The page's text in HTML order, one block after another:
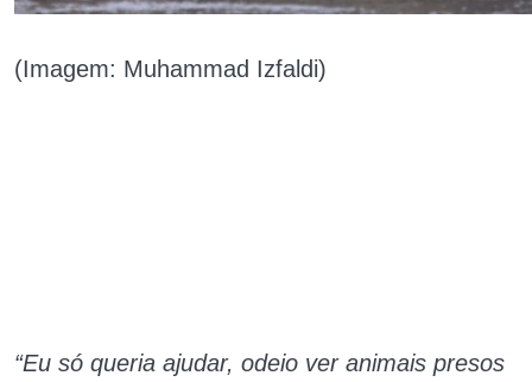
(Imagem: Muhammad Izfaldi)
“Eu só queria ajudar, odeio ver animais presos